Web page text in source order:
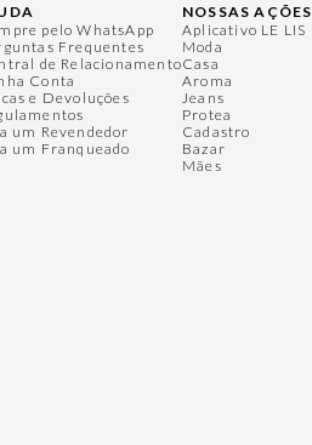
pelo WhatsApp
Frequentes
de Relacionamento
Conta
e Devoluções
um Revendedor
um Franqueado
NOSSAS AÇÕES
Aplicativo LE LIS
Moda
Casa
Aroma
Jeans
Protea
Cadastro
Bazar
Mães